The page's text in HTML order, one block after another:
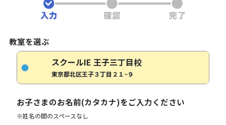
教室を選ぶ
スクールIE 王子三丁目校
東京都北区王子３丁目２１−９
お子さまのお名前(カタカナ)をご入力ください
※姓名の間のスペースなし